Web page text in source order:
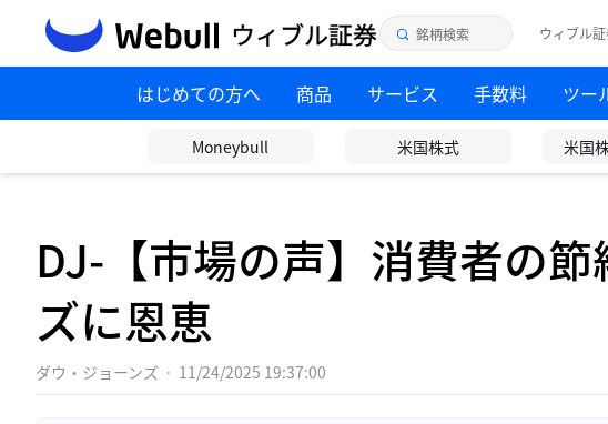
ウィブル
はじめての方へ 商品 サービス 手数料 ツー
Moneybull 米国株式 米国
DJ-【市場の声】消費者の
ズに恩恵
ダウ・ジョーンズ · 11/24/2025 19:37:00